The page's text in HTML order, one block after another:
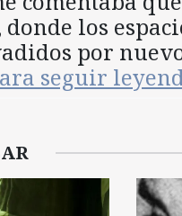
los
por
seguir